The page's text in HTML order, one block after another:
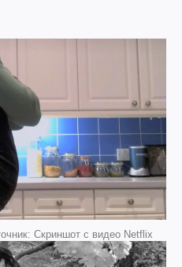
Скриншот с видео Netflix